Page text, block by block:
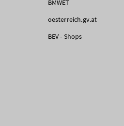
BMWET
oesterreich.gv.at
BEV - Shops